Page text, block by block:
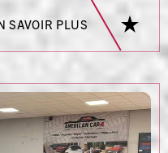
SAVOIR PLUS